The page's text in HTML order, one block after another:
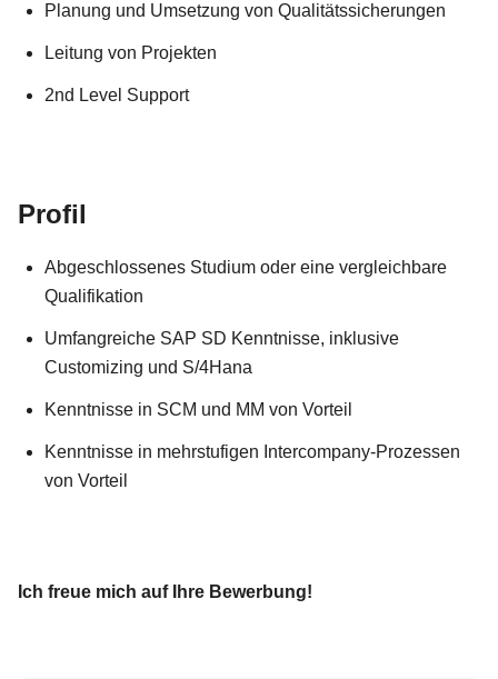
Planung und Umsetzung von Qualitätssicherungen
Leitung von Projekten
2nd Level Support
Profil
Abgeschlossenes Studium oder eine vergleichbare
Qualifikation
Umfangreiche SAP SD Kenntnisse, inklusive
Customizing und S/4Hana
Kenntnisse in SCM und MM von Vorteil
Kenntnisse in mehrstufigen Intercompany-Prozessen
von Vorteil
Ich freue mich auf Ihre Bewerbung!